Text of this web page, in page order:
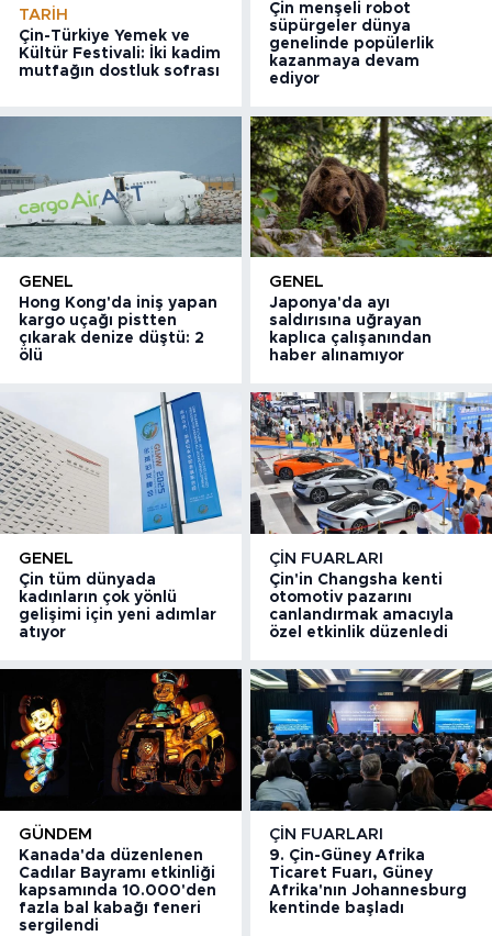
TARIH
Çin-Türkiye Yemek ve
Kültür Festivali: İki kadim
mutfağın dostluk sofrası
Çin menşeli robot
süpürgeler dünya
genelinde popülerlik
kazanmaya devam
ediyor
GENEL
Hong Kong'da iniş yapan
kargo uçağı pistten
çıkarak denize düştü: 2
ölü
GENEL
Japonya'da ayı
saldırısına uğrayan
kaplıca çalışanından
haber alınamıyor
GENEL
Çin tüm dünyada
kadınların çok yönlü
gelişimi için yeni adımlar
atıyor
ÇIN FUARLARI
Çin'in Changsha kenti
otomotiv pazarını
canlandırmak amacıyla
özel etkinlik düzenledi
GÜNDEM
Kanada'da düzenlenen
Cadılar Bayramı etkinliği
kapsamında 10.000'den
fazla bal kabağı feneri
sergilendi
ÇIN FUARLARI
9. Çin-Güney Afrika
Ticaret Fuarı, Güney
Afrika'nın Johannesburg
kentinde başladı